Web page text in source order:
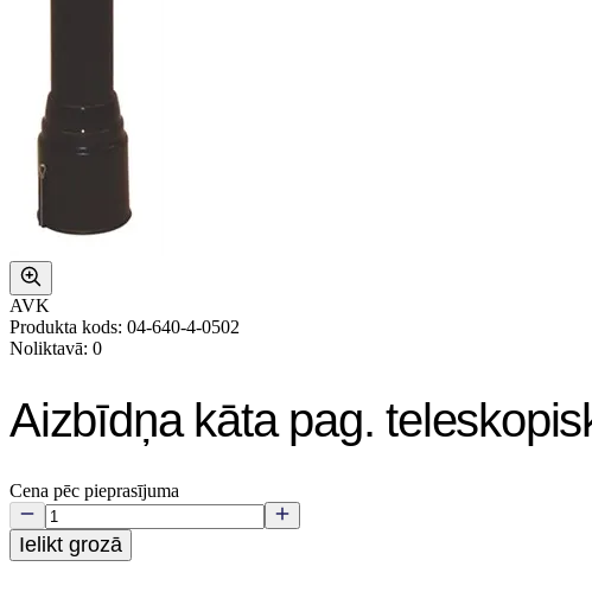
AVK
Produkta kods: 04-640-4-0502
Noliktavā: 0
Aizbīdņa kāta pag.
Cena pēc pieprasījuma
Ielikt grozā